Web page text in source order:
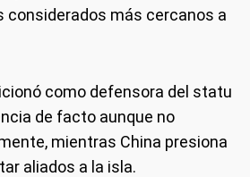
considerados más cercanos a
como defensora del statu
de facto aunque no
mientras China presiona
aliados a la isla.